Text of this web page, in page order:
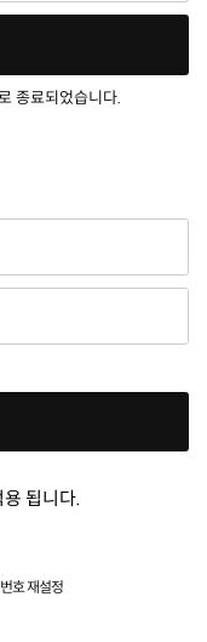
종료되었습니다.
됩니다.
호 재설정